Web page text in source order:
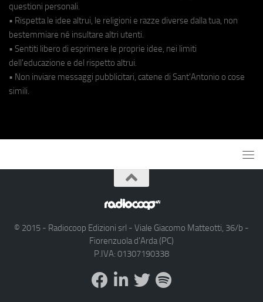
questioni personali.
• Rispetta le idee altrui, le religioni e razze diverse dalla tua, non
bestemmiare né insultare altri utenti.
• Sentiti libero di esprimere le proprie idee, nei limiti
dell'educazione e del rispetto altrui.
• Non inviare messaggi pubblicitari, catene di Sant'Antonio o cose
simili.
© 2015 - Radiocoop Edizioni srl - Viale Giacomo Matteotti, 36/b -
Fiorenzuola d'Arda (PC)
P.IVA: 01307190338